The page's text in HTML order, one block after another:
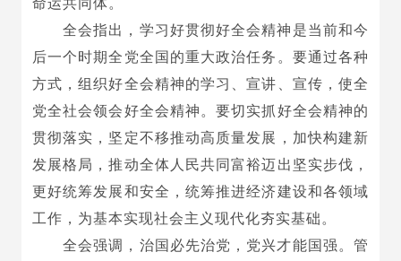
命运共同体。
全会指出，学习好贯彻好全会精神是当前和今
后一个时期全党全国的重大政治任务。要通过各种
方式，组织好全会精神的学习、宣讲、宣传，使全
党全社会领会好全会精神。要切实抓好全会精神的
贯彻落实，坚定不移推动高质量发展，加快构建新
发展格局，推动全体人民共同富裕迈出坚实步伐，
更好统筹发展和安全，统筹推进经济建设和各领域
工作，为基本实现社会主义现代化夯实基础。
全会强调，治国必先治党，党兴才能国强。管